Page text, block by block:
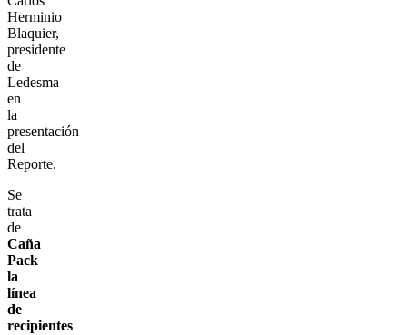
Herminio
Blaquier,
presidente
de
Ledesma
en
la
presentación
del
Reporte.
Se
trata
de
Caña
Pack
la
línea
de
recipientes